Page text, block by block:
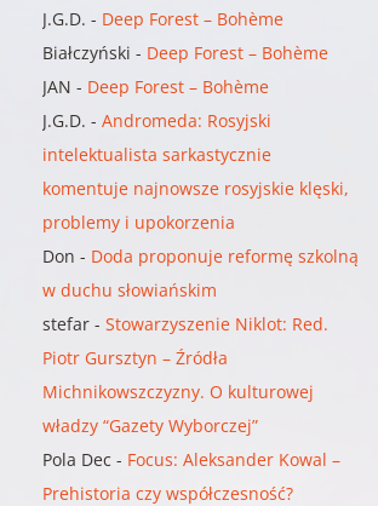
J.G.D. - Deep Forest – Bohème
Białczyński - Deep Forest – Bohème
JAN - Deep Forest – Bohème
J.G.D. -Andromeda: Rosyjski
intelektualista sarkastycznie
komentuje najnowsze rosyjskie klęski,
problemy i upokorzenia
Don - Doda proponuje reformę szkolną
w duchu słowiańskim
stefar -Stowarzyszenie Niklot: Red.
Piotr Gursztyn – Źródła
Michnikowszczyzny. O kulturowej
władzy “Gazety Wyborczej”
Pola Dec - Focus: Aleksander Kowal –
Prehistoria czy współczesność?